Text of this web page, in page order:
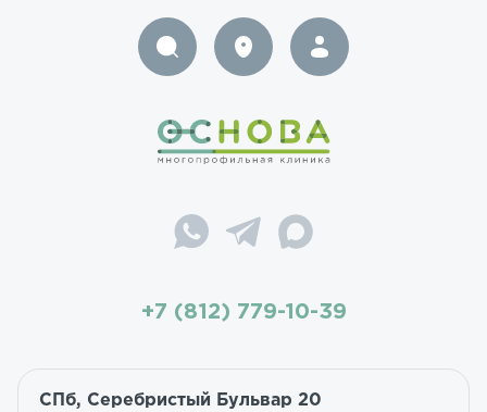
+7 (812) 779-10-39
СПб, Серебристый Бульвар 20